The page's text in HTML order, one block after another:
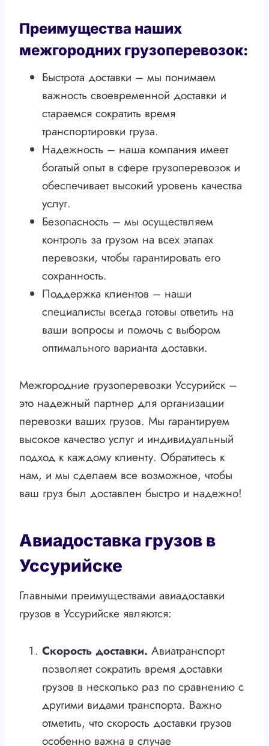
Преимущества наших
межгородних грузоперевозок:
Быстрота доставки – мы понимаем
важность своевременной доставки и
стараемся сократить время
транспортировки груза.
Надежность – наша компания имеет
богатый опыт в сфере грузоперевозок и
обеспечивает высокий уровень качества
услуг.
Безопасность – мы осуществляем
контроль за грузом на всех этапах
перевозки, чтобы гарантировать его
сохранность.
Поддержка клиентов – наши
специалисты всегда готовы ответить на
ваши вопросы и помочь с выбором
оптимального варианта доставки.
Межгородние грузоперевозки Уссурийск –
это надежный партнер для организации
перевозки ваших грузов. Мы гарантируем
высокое качество услуг и индивидуальный
подход к каждому клиенту. Обратитесь к
нам, и мы сделаем все возможное, чтобы
ваш груз был доставлен быстро и надежно!
Авиадоставка грузов в
Уссурийске
Главными преимуществами авиадоставки
грузов в Уссурийске являются:
Скорость доставки. Авиатранспорт
позволяет сократить время доставки
грузов в несколько раз по сравнению с
другими видами транспорта. Важно
отметить, что скорость доставки грузов
особенно важна в случае